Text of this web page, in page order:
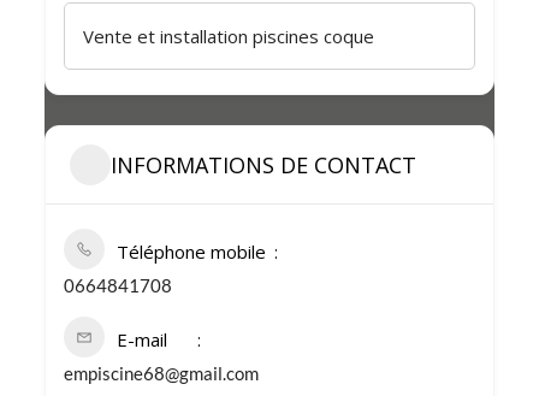
Vente et installation piscines coque
INFORMATIONS DE CONTACT
Téléphone mobile
0664841708
E-mail
empiscine68@gmail.com